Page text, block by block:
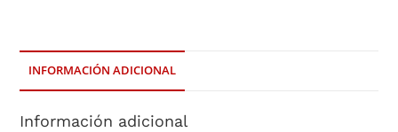
INFORMACIÓN ADICIONAL
Información adicional